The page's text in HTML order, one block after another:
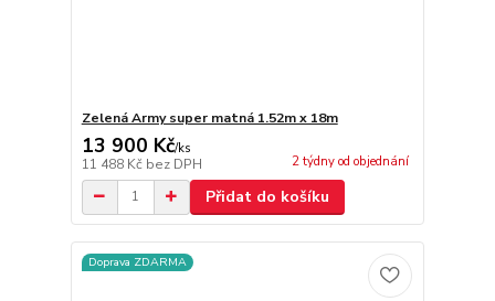
Zelená Army super matná 1.52m x 18m
13 900 Kč/ks
11 488 Kč bez DPH 2 týdny od objednání
Přidat do košíku
Doprava ZDARMA